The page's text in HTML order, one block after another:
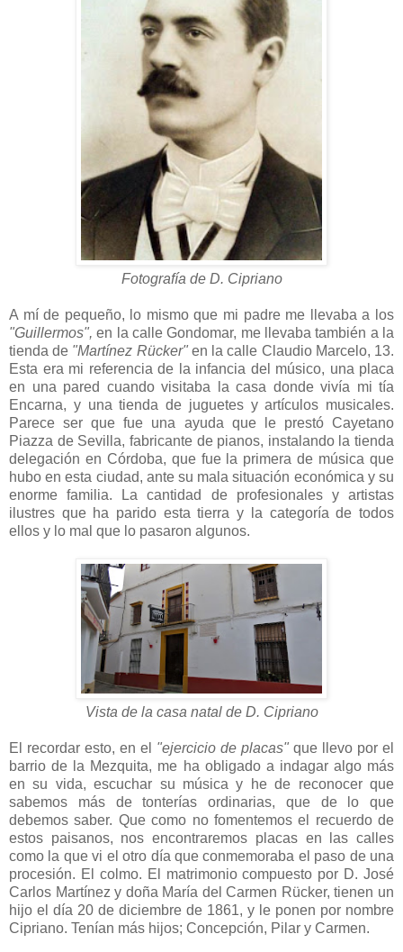
Fotografía de D. Cipriano
A mí de pequeño, lo mismo que mi padre me llevaba a los
"Guillermos", en la calle Gondomar, me llevaba también a la
tienda de "Martínez Rücker"en la calle Claudio Marcelo, 13.
Esta era mi referencia de la infancia del músico, una placa
en una pared cuando visitaba la casa donde vivía mi tía
Encarna, y una tienda de juguetes y artículos musicales.
Parece ser que fue una ayuda que le prestó Cayetano
Piazza de Sevilla, fabricante de pianos, instalando la tienda
delegación en Córdoba, que fue la primera de música que
hubo en esta ciudad, ante su mala situación económica y su
enorme familia. La cantidad de profesionales y artistas
ilustres que ha parido esta tierra y la categoría de todos
ellos y lo mal que lo pasaron algunos.
Vista de la casa natal de D. Cipriano
El recordar esto, en el "ejercicio de placas" que llevo por el
barrio de la Mezquita, me ha obligado a indagar algo más
en su vida, escuchar su música y he de reconocer que
sabemos más de tonterías ordinarias, que de lo que
debemos saber. Que como no fomentemos el recuerdo de
estos paisanos, nos encontraremos placas en las calles
como la que vi el otro día que conmemoraba el paso de una
procesión. El colmo. El matrimonio compuesto por D. José
Carlos Martínez y doña María del Carmen Rücker, tienen un
hijo el día 20 de diciembre de 1861, y le ponen por nombre
Cipriano. Tenían más hijos; Concepción, Pilar y Carmen.